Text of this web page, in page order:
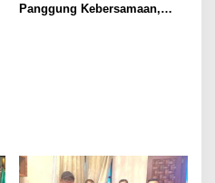
Panggung Kebersamaan,